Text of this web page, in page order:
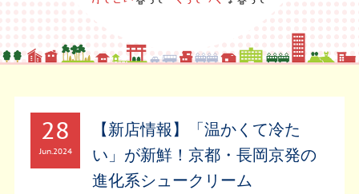
28
Jun2024
【新店情報】「温かくて冷た
い」が新鮮！京都・長岡京発の
進化系シュークリーム